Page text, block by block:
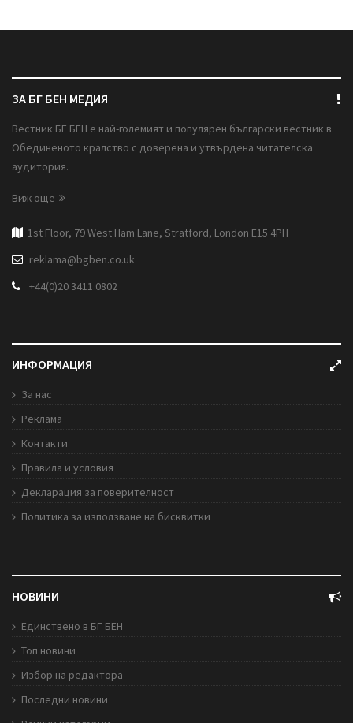
ЗА БГ БЕН МЕДИЯ
Вестник БГ БЕН е най-големият и популярен български вестник в
Обединеното кралство с доверена и утвърдена читателска
аудитория.
Виж още
1st Floor, 79 West Ham Lane, Stratford, London E15 4PH
reklama@bgben.co.uk
+44(0)20 3411 0802
ИНФОРМАЦИЯ
За нас
Реклама
Контакти
Правила и условия
Декларация за поверителност
Политика за използване на бисквитки
НОВИНИ
Единствено в БГ БЕН
Топ новини
Избор на редактора
Последни новини